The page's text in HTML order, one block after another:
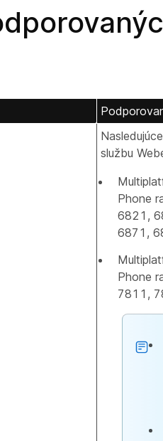
službu
Phone
6821,
6871,
Phone
7811,